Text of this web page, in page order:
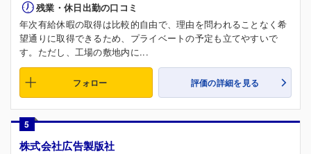
残業・休日出勤の口コミ
年次有給休暇の取得は比較的自由で、理由を問われることなく希
望通りに取得できるため、プライベートの予定も立てやすいで
す。ただし、工場の敷地内に...
フォロー 評価の詳細を見る
5
株式会社広告製版社